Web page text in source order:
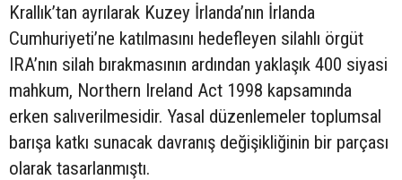
Krallık’tan ayrılarak Kuzey İrlanda’nın İrlanda
Cumhuriyeti’ne katılmasını hedefleyen silahlı örgüt
IRA’nın silah bırakmasının ardından yaklaşık 400 siyasi
mahkum, Northern Ireland Act 1998 kapsamında
erken salıverilmesidir. Yasal düzenlemeler toplumsal
barışa katkı sunacak davranış değişikliğinin bir parçası
olarak tasarlanmıştı.